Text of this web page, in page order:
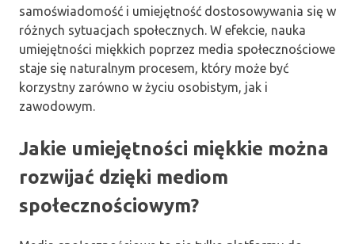
samoświadomość i umiejętność dostosowywania się w
różnych sytuacjach społecznych. W efekcie, nauka
umiejętności miękkich poprzez media społecznościowe
staje się naturalnym procesem, który może być
korzystny zarówno w życiu osobistym, jak i
zawodowym.
Jakie umiejętności miękkie można
rozwijać dzięki mediom
społecznościowym?